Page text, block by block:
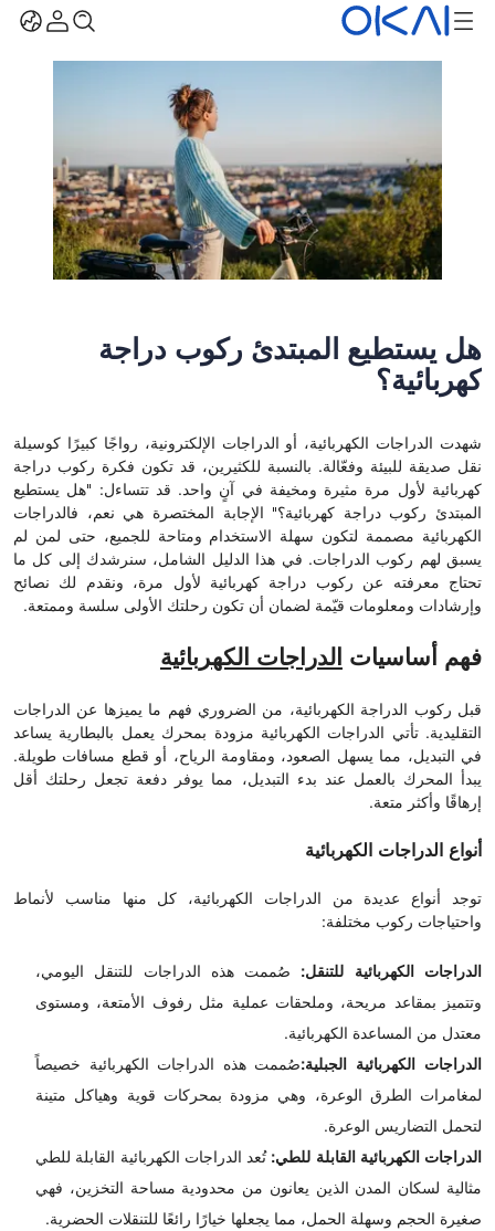
هل يستطيع المبتدئ ركوب دراجة
كهربائية؟
شهدت الدراجات الكهربائية، أو الدراجات الإلكترونية، رواجًا كبيرًا كوسيلة
نقل صديقة للبيئة وفعّالة. بالنسبة للكثيرين، قد تكون فكرة ركوب دراجة
كهربائية لأول مرة مثيرة ومخيفة في آنٍ واحد. قد تتساءل: "هل يستطيع
المبتدئ ركوب دراجة كهربائية؟" الإجابة المختصرة هي نعم، فالدراجات
الكهربائية مصممة لتكون سهلة الاستخدام ومتاحة للجميع، حتى لمن لم
يسبق لهم ركوب الدراجات. في هذا الدليل الشامل، سنرشدك إلى كل ما
تحتاج معرفته عن ركوب دراجة كهربائية لأول مرة، ونقدم لك نصائح
وإرشادات ومعلومات قيّمة لضمان أن تكون رحلتك الأولى سلسة وممتعة.
فهم أساسيات الدراجات الكهربائية
قبل ركوب الدراجة الكهربائية، من الضروري فهم ما يميزها عن الدراجات
التقليدية. تأتي الدراجات الكهربائية مزودة بمحرك يعمل بالبطارية يساعد
في التبديل، مما يسهل الصعود، ومقاومة الرياح، أو قطع مسافات طويلة.
يبدأ المحرك بالعمل عند بدء التبديل، مما يوفر دفعة تجعل رحلتك أقل
إرهاقًا وأكثر متعة.
أنواع الدراجات الكهربائية
توجد أنواع عديدة من الدراجات الكهربائية، كل منها مناسب لأنماط
واحتياجات ركوب مختلفة:
الدراجات الكهربائية للتنقل: صُممت هذه الدراجات للتنقل اليومي،
وتتميز بمقاعد مريحة، وملحقات عملية مثل رفوف الأمتعة، ومستوى
معتدل من المساعدة الكهربائية.
الدراجات الكهربائية الجبلية:صُممت هذه الدراجات الكهربائية خصيصاً
لمغامرات الطرق الوعرة، وهي مزودة بمحركات قوية وهياكل متينة
لتحمل التضاريس الوعرة.
الدراجات الكهربائية القابلة للطي:تُعد الدراجات الكهربائية القابلة للطي
مثالية لسكان المدن الذين يعانون من محدودية مساحة التخزين، فهي
صغيرة الحجم وسهلة الحمل، مما يجعلها خيارًا رائعًا للتنقلات الحضرية.